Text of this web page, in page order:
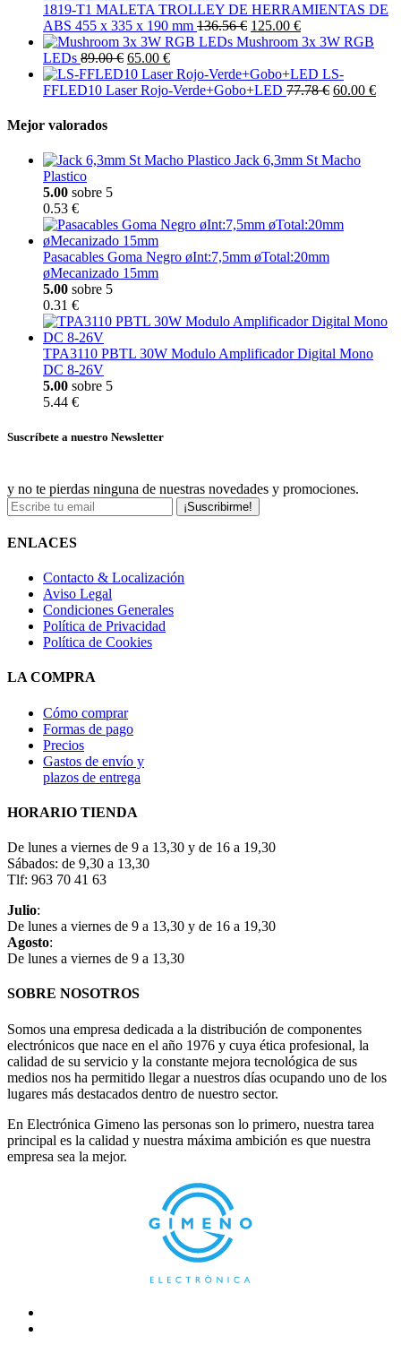
1819-T1 MALETA TROLLEY DE HERRAMIENTAS DE
ABS 455 x 335 x 190 mm 136.56 € 125.00 €
Mushroom 3x 3W RGB
LEDs 89.00 € 65.00 €
LS-
FFLED10 Laser Rojo-Verde+Gobo+LED 77.78 € 60.00 €
Mejor valorados
Jack 6,3mm St Macho
Plastico
5.00 sobre 5
0.53 €
Pasacables Goma Negro øInt:7,5mm øTotal:20mm
øMecanizado 15mm
5.00 sobre 5
0.31 €
TPA3110 PBTL 30W Modulo Amplificador Digital Mono
DC 8-26V
5.00 sobre 5
5.44 €
Suscríbete a nuestro Newsletter
y no te pierdas ninguna de nuestras novedades y promociones.
¡Suscribirme!
ENLACES
Contacto & Localización
Aviso Legal
Condiciones Generales
Política de Privacidad
Política de Cookies
LA COMPRA
Cómo comprar
Formas de pago
Precios
Gastos de envío y
plazos de entrega
HORARIO TIENDA
De lunes a viernes de 9 a 13,30 y de 16 a 19,30
Sábados: de 9,30 a 13,30
Tlf: 963 70 41 63
Julio:
De lunes a viernes de 9 a 13,30 y de 16 a 19,30
Agosto:
De lunes a viernes de 9 a 13,30
SOBRE NOSOTROS
Somos una empresa dedicada a la distribución de componentes
electrónicos que nace en el año 1976 y cuya ética profesional, la
calidad de su servicio y la constante mejora tecnológica de sus
medios nos ha permitido llegar a nuestros días ocupando uno de los
lugares más destacados dentro de nuestro sector.
En Electrónica Gimeno las personas son lo primero, nuestra tarea
principal es la calidad y nuestra máxima ambición es que nuestra
empresa sea la mejor.